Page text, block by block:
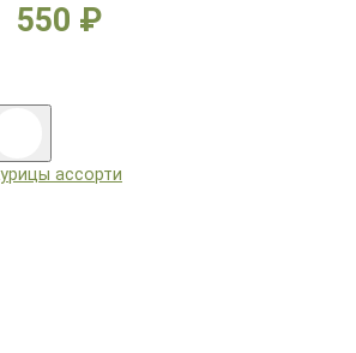
550 ₽